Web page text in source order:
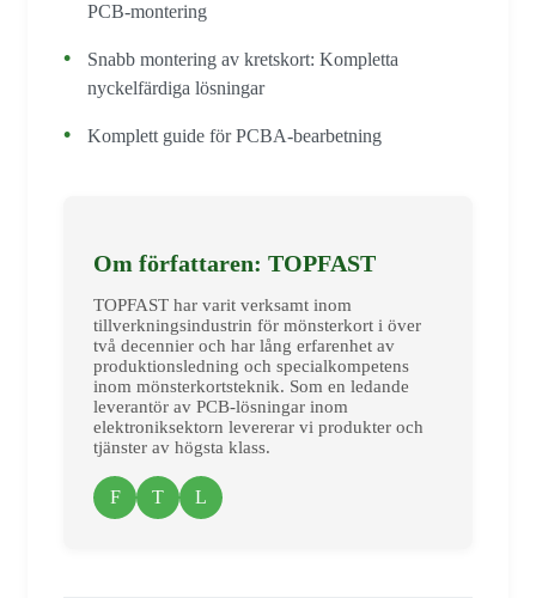
PCB-montering
Snabb montering av kretskort: Kompletta
nyckelfärdiga lösningar
Komplett guide för PCBA-bearbetning
Om författaren: TOPFAST
TOPFAST har varit verksamt inom
tillverkningsindustrin för mönsterkort i över
två decennier och har lång erfarenhet av
produktionsledning och specialkompetens
inom mönsterkortsteknik. Som en ledande
leverantör av PCB-lösningar inom
elektroniksektorn levererar vi produkter och
tjänster av högsta klass.
F T L